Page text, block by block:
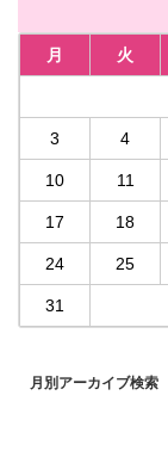
月 火
3 4
10 11
17 18
24 25
31
月別アーカイブ検索